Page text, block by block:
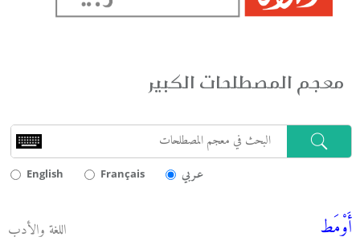
معجم المصطلحات الكبير
English Français عـربي
أَوْمَط اللغة والأدب